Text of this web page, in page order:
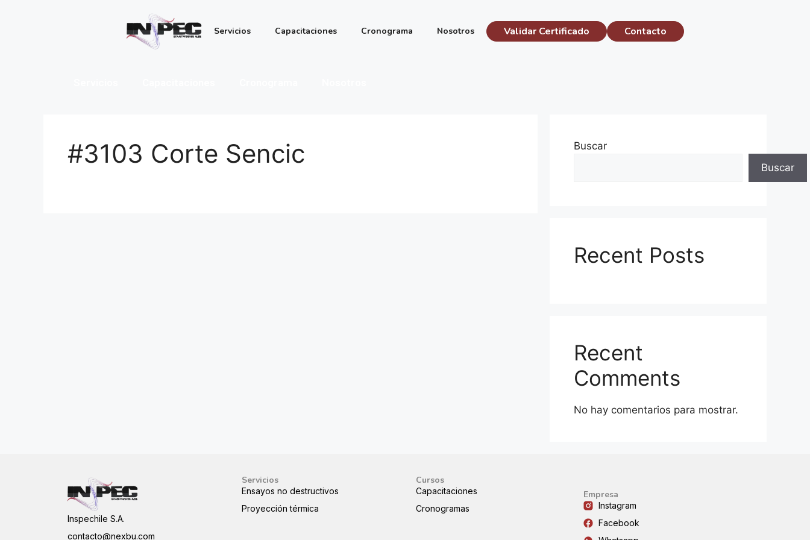
Servicios Capacitaciones Cronograma Nosotros Validar Certificado Contacto
#3103 Corte Sencic
Buscar
Buscar
Recent Posts
Recent
Comments
No hay comentarios para mostrar.
Inspechile S.A.
contacto@nexbu.com
Servicios
Ensayos no destructivos
Proyección térmica
Cursos
Capacitaciones
Cronogramas
Empresa
Instagram
Facebook